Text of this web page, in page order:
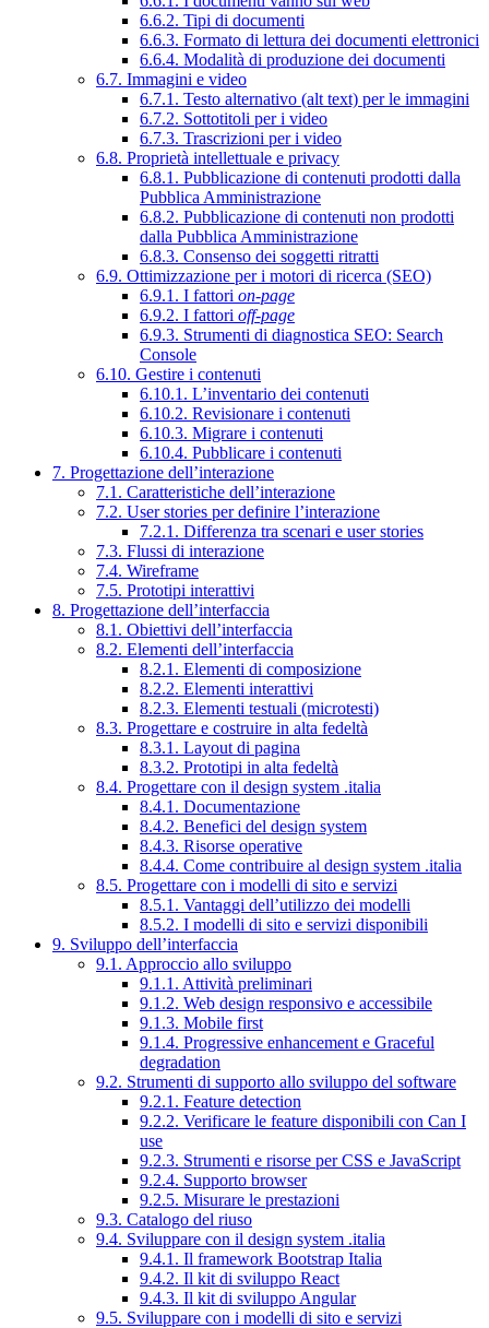
6.6.2. Tipi di documenti
6.6.3. Formato di lettura dei documenti elettronici
6.6.4. Modalità di produzione dei documenti
6.7. Immagini e video
6.7.1. Testo alternativo (alt text) per le immagini
6.7.2. Sottotitoli per i video
6.7.3. Trascrizioni per i video
6.8. Proprietà intellettuale e privacy
6.8.1. Pubblicazione di contenuti prodotti dalla
Pubblica Amministrazione
6.8.2. Pubblicazione di contenuti non prodotti
dalla Pubblica Amministrazione
6.8.3. Consenso dei soggetti ritratti
6.9. Ottimizzazione per i motori di ricerca (SEO)
6.9.1. I fattori on-page
6.9.2. I fattori off-page
6.9.3. Strumenti di diagnostica SEO: Search
Console
6.10. Gestire i contenuti
6.10.1. L’inventario dei contenuti
6.10.2. Revisionare i contenuti
6.10.3. Migrare i contenuti
6.10.4. Pubblicare i contenuti
7. Progettazione dell’interazione
7.1. Caratteristiche dell’interazione
7.2. User stories per definire l’interazione
7.2.1. Differenza tra scenari e user stories
7.3. Flussi di interazione
7.4. Wireframe
7.5. Prototipi interattivi
8. Progettazione dell’interfaccia
8.1. Obiettivi dell’interfaccia
8.2. Elementi dell’interfaccia
8.2.1. Elementi di composizione
8.2.2. Elementi interattivi
8.2.3. Elementi testuali (microtesti)
8.3. Progettare e costruire in alta fedeltà
8.3.1. Layout di pagina
8.3.2. Prototipi in alta fedeltà
8.4. Progettare con il design system .italia
8.4.1. Documentazione
8.4.2. Benefici del design system
8.4.3. Risorse operative
8.4.4. Come contribuire al design system .italia
8.5. Progettare con i modelli di sito e servizi
8.5.1. Vantaggi dell’utilizzo dei modelli
8.5.2. I modelli di sito e servizi disponibili
9. Sviluppo dell’interfaccia
9.1. Approccio allo sviluppo
9.1.1. Attività preliminari
9.1.2. Web design responsivo e accessibile
9.1.3. Mobile first
9.1.4. Progressive enhancement e Graceful
degradation
9.2. Strumenti di supporto allo sviluppo del software
9.2.1. Feature detection
9.2.2. Verificare le feature disponibili con Can I
use
9.2.3. Strumenti e risorse per CSS e JavaScript
9.2.4. Supporto browser
9.2.5. Misurare le prestazioni
9.3. Catalogo del riuso
9.4. Sviluppare con il design system .italia
9.4.1. Il framework Bootstrap Italia
9.4.2. Il kit di sviluppo React
9.4.3. Il kit di sviluppo Angular
9.5. Sviluppare con i modelli di sito e servizi